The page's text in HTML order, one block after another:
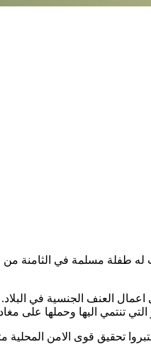
طفلة مسلمة في الثامنة من
اعمال العنف الجنسية في
تنتمي اليها وحملها على
تحقيق قوى الامن المحلية